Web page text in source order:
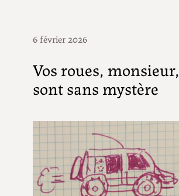
6 février 2026
Vos roues, monsieur,
sont sans mystère